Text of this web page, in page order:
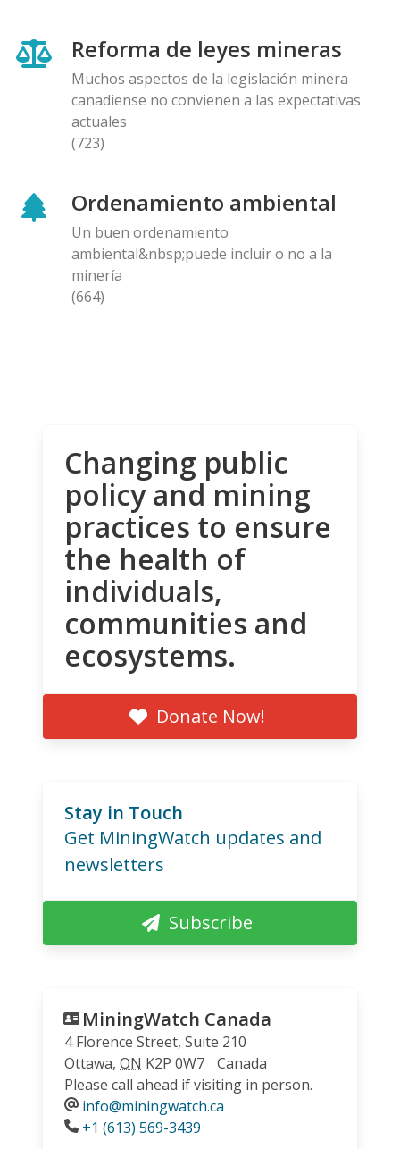
Reforma de leyes mineras
Muchos aspectos de la legislación minera
canadiense no convienen a las expectativas
actuales
(723)
Ordenamiento ambiental
Un buen ordenamiento
ambiental&nbsp;puede incluir o no a la
minería
(664)
Changing public
policy and mining
practices to ensure
the health of
individuals,
communities and
ecosystems.
Donate Now!
Stay in Touch
Get MiningWatch updates and
newsletters
Subscribe
MiningWatch Canada
4 Florence Street, Suite 210
Ottawa, ON K2P 0W7
Canada
Please call ahead if visiting in person.
info@miningwatch.ca
Phone
+1 (613) 569-3439